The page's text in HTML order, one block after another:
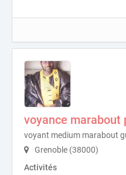
voyance marabout
voyant medium marabout
Grenoble (38000)
Activités